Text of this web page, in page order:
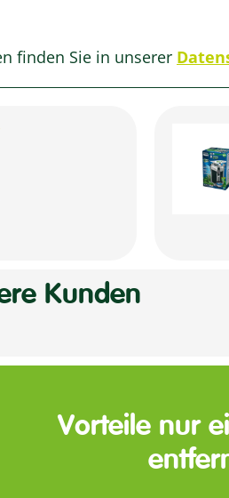
finden Sie in unserer
Kunden
Vorteile nur